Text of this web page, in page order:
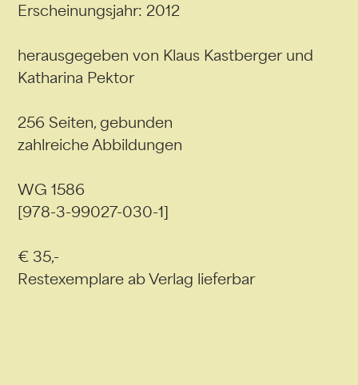
Erscheinungsjahr: 2012
herausgegeben von Klaus Kastberger und
Katharina Pektor
256 Seiten, gebunden
zahlreiche Abbildungen
WG 1586
[978-3-99027-030-1]
€ 35,-
Restexemplare ab Verlag lieferbar